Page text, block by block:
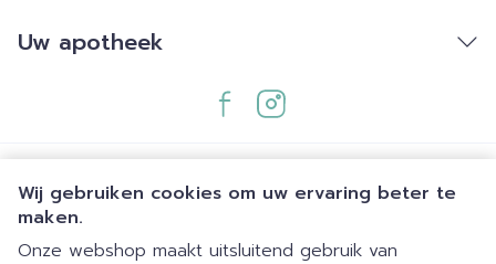
Wij gebruiken cookies om uw ervaring beter te
maken.
Onze webshop maakt uitsluitend gebruik van
Uw apotheek